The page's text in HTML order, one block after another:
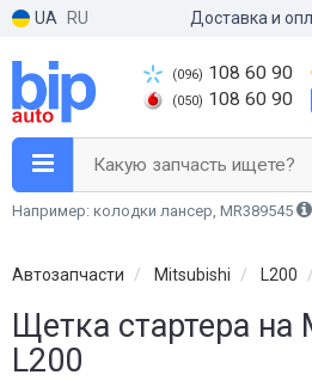
UA RU Доставка и
(096) 108 60 90
(050) 108 60 90
Какую запчасть ищете?
Например: колодки лансер, MR389545
Автозапчасти Mitsubishi L200
Щетка стартера на
L200